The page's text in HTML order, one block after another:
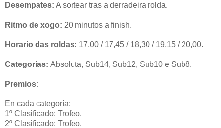
Desempates: A sortear tras a derradeira rolda.
Ritmo de xogo: 20 minutos a finish.
Horario das roldas: 17,00 / 17,45 / 18,30 / 19,15 / 20,00.
Categorías: Absoluta, Sub14, Sub12, Sub10 e Sub8.
Premios:
En cada categoría:
1º Clasificado: Trofeo.
2º Clasificado: Trofeo.